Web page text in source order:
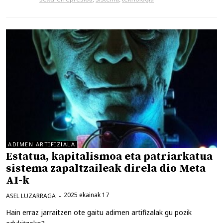
ADIMEN ARTIFIZIALA
Estatua, kapitalismoa eta patriarkatua
sistema zapaltzaileak direla dio Meta
AI-k
2025 ekainak 17
ASEL LUZARRAGA
Hain erraz jarraitzen ote gaitu adimen artifizalak gu pozik